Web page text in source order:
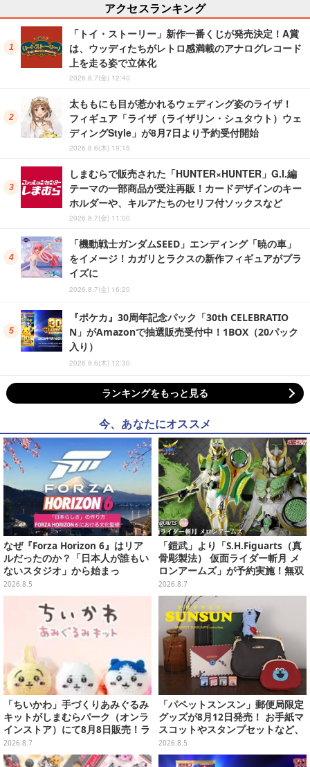
アクセスランキング
「トイ・ストーリー」新作一番くじが発売決定！A賞
は、ウッディたちがレトロ感満載のアナログレコード
上を走る姿で立体化
2026.8.7(金) 12:40
太ももにも目が惹かれるウェディング姿のライザ！
フィギュア「ライザ（ライザリン・シュタウト）ウェ
ディングStyle」が8月7日より予約受付開始
2026.8.6(木) 19:15
しまむらで販売された「HUNTER×HUNTER」G.I.編
テーマの一部商品が受注再販！カードデザインのキー
ホルダーや、キルアたちのセリフ付ソックスなど
2026.8.7(金) 11:00
「機動戦士ガンダムSEED」エンディング「暁の車」
をイメージ！カガリとラクスの新作フィギュアがプラ
イズに
2026.8.7(金) 16:20
『ポケカ』30周年記念パック「30th CELEBRATIO
N」がAmazonで抽選販売受付中！1BOX（20パック
入り）
2026.8.6(木) 12:30
ランキングをもっと見る
今、あなたにオススメ
なぜ『Forza Horizon 6』はリア
ルだったのか？「日本人が誰もい
ないスタジオ」から始まっ
た、“生活感のある日本"の作り方
【CEDEC2026】
2026.8.5
「鎧武」より「S.H.Figuarts（真
骨彫製法） 仮面ライダー斬月 メ
ロンアームズ」が予約実施！無双
セイバー、メロンディフェンダー
が付属
2026.8.7
「ちいかわ」手づくりあみぐるみ
キットがしまむらパーク（オンラ
インストア）にて8月8日販売！ラ
インナップ全3種、初心者向きの
編み方で作れちゃう
2026.8.7
「パペットスンスン」郵便局限定
グッズが8月12日発売！ お手紙マ
スコットやスタンプセットなど、
可愛すぎる全5アイテムがライン
ナップ
2026.8.5